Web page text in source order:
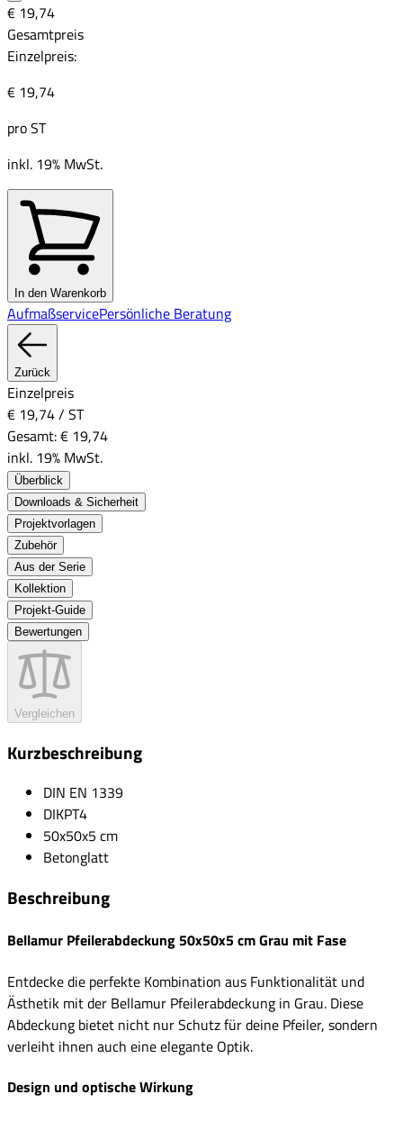
€ 19,74
Gesamtpreis
Einzelpreis:
€ 19,74
proST
inkl. 19% MwSt.
In den Warenkorb
AufmaßservicePersönliche Beratung
Zurück
Einzelpreis
€ 19,74/ ST
Gesamt:€ 19,74
inkl. 19% MwSt.
Überblick
Downloads & Sicherheit
Projektvorlagen
Zubehör
Aus der Serie
Kollektion
Projekt-Guide
Bewertungen
Vergleichen
Kurzbeschreibung
DIN EN 1339
DIKPT4
50x50x5 cm
Betonglatt
Beschreibung
Bellamur Pfeilerabdeckung 50x50x5 cm Grau mit Fase
Entdecke die perfekte Kombination aus Funktionalität und
Ästhetik mit der Bellamur Pfeilerabdeckung in Grau. Diese
Abdeckung bietet nicht nur Schutz für deine Pfeiler, sondern
verleiht ihnen auch eine elegante Optik.
Design und optische Wirkung